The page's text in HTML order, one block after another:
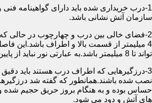
1-درب خریداری شده باید دارای گواهینامه فنی و
سازمان آتش نشانی باشد.
2-فضای خالی بین درب و چهارچوب در حالی
4 میلیمتر از قسمت بالا و اطراف باشد.این
تواند تا 8 میلیمتر باشد.به عبارتی نور نباید از پایین درب درز نماید.
3-درزگیرهایی که اطراف درب هستند باید
نصب شده باشند.همانطور که گفته شد
حساس بوده و به هنگام بروز حریق حجیم شده
های آتش و دود می شود.